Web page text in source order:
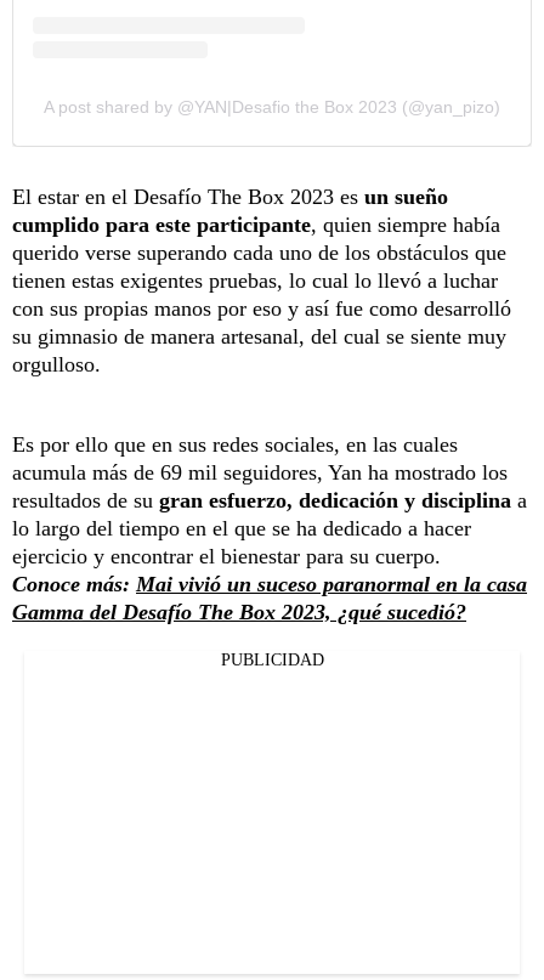
A post shared by @YAN|Desafio the Box 2023 (@yan_pizo)
El estar en el Desafío The Box 2023 es un sueño
cumplido para este participante, quien siempre había
querido verse superando cada uno de los obstáculos que
tienen estas exigentes pruebas, lo cual lo llevó a luchar
con sus propias manos por eso y así fue como desarrolló
su gimnasio de manera artesanal, del cual se siente muy
orgulloso.
Es por ello que en sus redes sociales, en las cuales
acumula más de 69 mil seguidores, Yan ha mostrado los
resultados de su gran esfuerzo, dedicación y disciplina a
lo largo del tiempo en el que se ha dedicado a hacer
ejercicio y encontrar el bienestar para su cuerpo.
Conoce más: Mai vivió un suceso paranormal en la casa
Gamma del Desafío The Box 2023, ¿qué sucedió?
PUBLICIDAD